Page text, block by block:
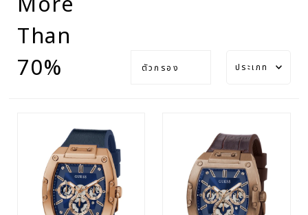
Than
70%
ตัวกรอง
ขายดี
เรียง
ตามตัว
อักษร
A-Z